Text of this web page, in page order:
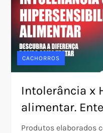
CACHORROS
Intolerância x
alimentar.
Produtos elaborados